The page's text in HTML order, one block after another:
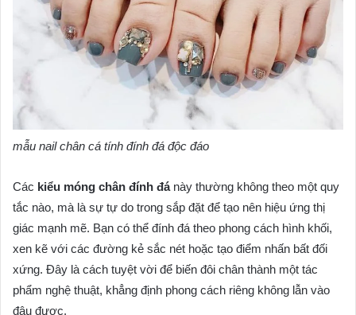
mẫu nail chân cá tính đính đá độc đáo
Các kiểu móng chân đính đánày thường không theo một quy
tắc nào, mà là sự tự do trong sắp đặt để tạo nên hiệu ứng thị
giác mạnh mẽ. Bạn có thể đính đá theo phong cách hình khối,
xen kẽ với các đường kẻ sắc nét hoặc tạo điểm nhấn bất đối
xứng. Đây là cách tuyệt vời để biến đôi chân thành một tác
phẩm nghệ thuật, khẳng định phong cách riêng không lẫn vào
đâu được.